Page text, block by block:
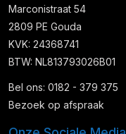
Marconistraat 54
2809 PE Gouda
KVK: 24368741
BTW: NL813793026B01
Bel ons: 0182 - 379 375
Bezoek op afspraak